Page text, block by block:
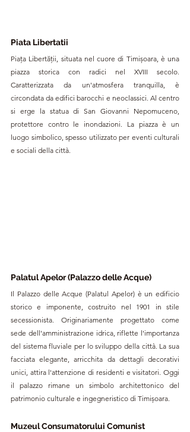
Piata Libertatii
Piața Libertății, situata nel cuore di Timișoara, è una
piazza storica con radici nel XVIII secolo.
Caratterizzata da un'atmosfera tranquilla, è
circondata da edifici barocchi e neoclassici. Al centro
si erge la statua di San Giovanni Nepomuceno,
protettore contro le inondazioni. La piazza è un
luogo simbolico, spesso utilizzato per eventi culturali
e sociali della città.
Palatul Apelor (Palazzo delle Acque)
Il Palazzo delle Acque (Palatul Apelor) è un edificio
storico e imponente, costruito nel 1901 in stile
secessionista. Originariamente progettato come
sede dell'amministrazione idrica, riflette l'importanza
del sistema fluviale per lo sviluppo della città. La sua
facciata elegante, arricchita da dettagli decorativi
unici, attira l'attenzione di residenti e visitatori. Oggi
il palazzo rimane un simbolo architettonico del
patrimonio culturale e ingegneristico di Timișoara.
Muzeul Consumatorului Comunist